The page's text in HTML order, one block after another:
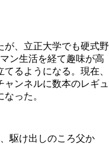
、立正大学でも硬式野
ン生活を経て趣味が高
るようになる。現在、
ンネルに数本のレギュ
った。
駆け出しのころ父か